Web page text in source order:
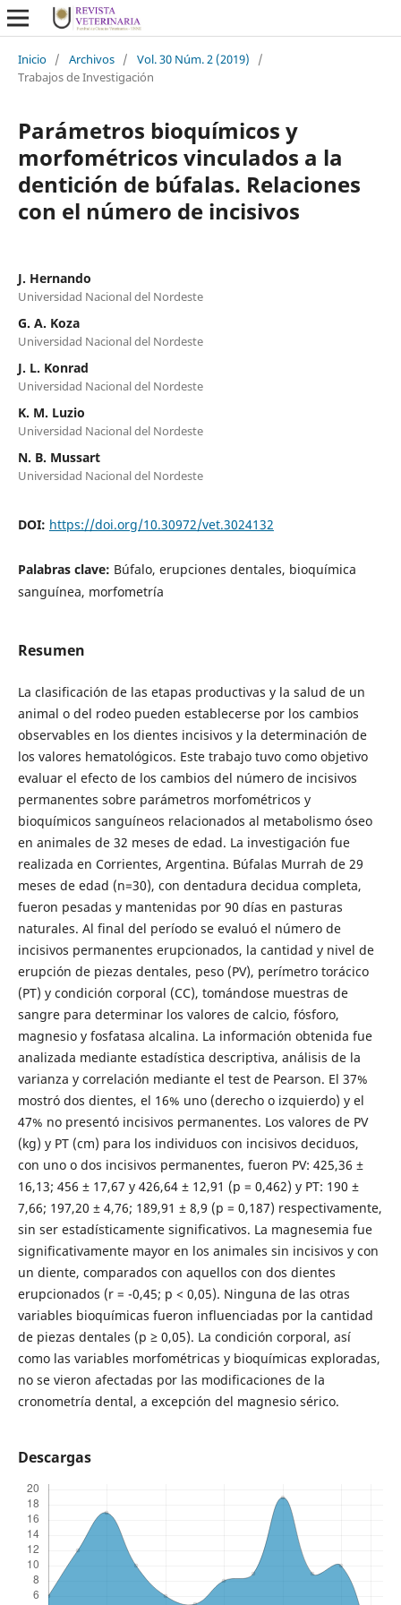
Inicio / Archivos / Vol. 30 Núm. 2 (2019)
/
Trabajos de Investigación
Parámetros bioquímicos y
morfométricos vinculados a la
dentición de búfalas. Relaciones
con el número de incisivos
J. Hernando
Universidad Nacional del Nordeste
G. A. Koza
Universidad Nacional del Nordeste
J. L. Konrad
Universidad Nacional del Nordeste
K. M. Luzio
Universidad Nacional del Nordeste
N. B. Mussart
Universidad Nacional del Nordeste
DOI: https://doi.org/10.30972/vet.3024132
Palabras clave: Búfalo, erupciones dentales, bioquímica
sanguínea, morfometría
Resumen
La clasificación de las etapas productivas y la salud de un
animal o del rodeo pueden establecerse por los cambios
observables en los dientes incisivos y la determinación de
los valores hematológicos. Este trabajo tuvo como objetivo
evaluar el efecto de los cambios del número de incisivos
permanentes sobre parámetros morfométricos y
bioquímicos sanguíneos relacionados al metabolismo óseo
en animales de 32 meses de edad. La investigación fue
realizada en Corrientes, Argentina. Búfalas Murrah de 29
meses de edad (n=30), con dentadura decidua completa,
fueron pesadas y mantenidas por 90 días en pasturas
naturales. Al final del período se evaluó el número de
incisivos permanentes erupcionados, la cantidad y nivel de
erupción de piezas dentales, peso (PV), perímetro torácico
(PT) y condición corporal (CC), tomándose muestras de
sangre para determinar los valores de calcio, fósforo,
magnesio y fosfatasa alcalina. La información obtenida fue
analizada mediante estadística descriptiva, análisis de la
varianza y correlación mediante el test de Pearson. El 37%
mostró dos dientes, el 16% uno (derecho o izquierdo) y el
47% no presentó incisivos permanentes. Los valores de PV
(kg) y PT (cm) para los individuos con incisivos deciduos,
con uno o dos incisivos permanentes, fueron PV: 425,36 ±
16,13; 456 ± 17,67 y 426,64 ± 12,91 (p = 0,462) y PT: 190 ±
7,66; 197,20 ± 4,76; 189,91 ± 8,9 (p = 0,187) respectivamente,
sin ser estadísticamente significativos. La magnesemia fue
significativamente mayor en los animales sin incisivos y con
un diente, comparados con aquellos con dos dientes
erupcionados (r = -0,45; p < 0,05). Ninguna de las otras
variables bioquímicas fueron influenciadas por la cantidad
de piezas dentales (p ≥ 0,05). La condición corporal, así
como las variables morfométricas y bioquímicas exploradas,
no se vieron afectadas por las modificaciones de la
cronometría dental, a excepción del magnesio sérico.
Descargas